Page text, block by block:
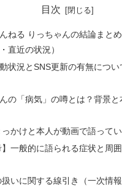
目次
ねる りっちゃんの結論まと
直近の状況）
状況とSNS更新の有無につ
の「病気」の噂とは？背景
かけと本人が動画で語って
】一般的に語られる症状と周
いに関する線引き（一次情